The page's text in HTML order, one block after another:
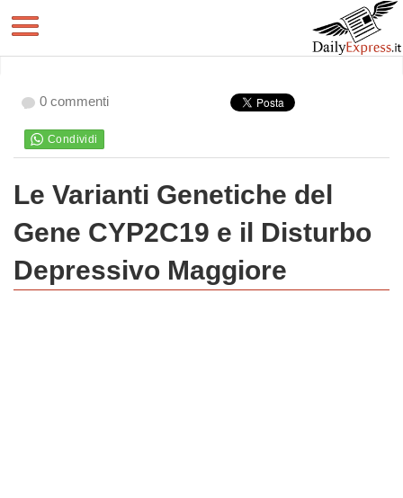
0 commenti
Le Varianti Genetiche del
Gene CYP2C19 e il Disturbo
Depressivo Maggiore